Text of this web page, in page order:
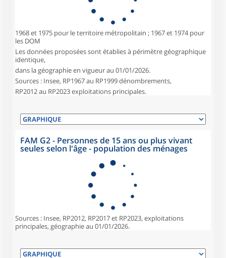
1968 et 1975 pour le territoire métropolitain ; 1967 et 1974 pour
les DOM
Les données proposées sont établies à périmètre géographique
identique,
dans la géographie en vigueur au 01/01/2026.
Sources : Insee, RP1967 au RP1999 dénombrements,
RP2012 au RP2023 exploitations principales.
FAM G2 - Personnes de 15 ans ou plus vivant
seules selon l'âge - population des ménages
Sources : Insee, RP2012, RP2017 et RP2023, exploitations
principales, géographie au 01/01/2026.